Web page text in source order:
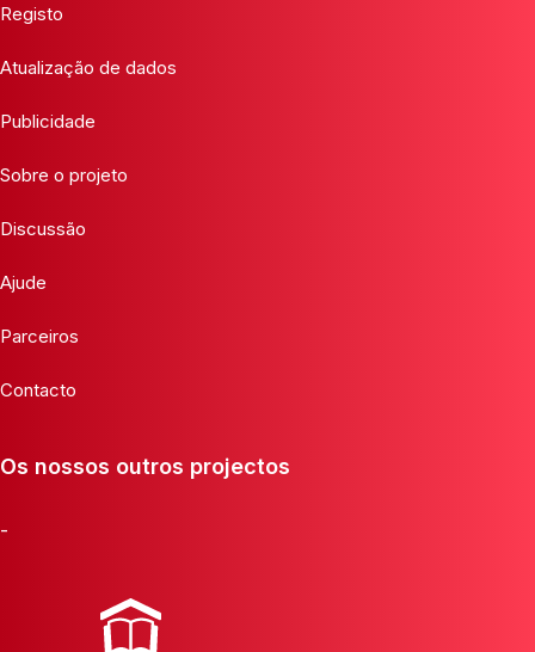
Registo
Atualização de dados
Publicidade
Sobre o projeto
Discussão
Ajude
Parceiros
Contacto
Os nossos outros projectos
-